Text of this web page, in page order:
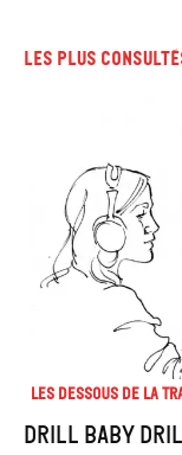
Les plus
Les dessous de la
Drill baby drill